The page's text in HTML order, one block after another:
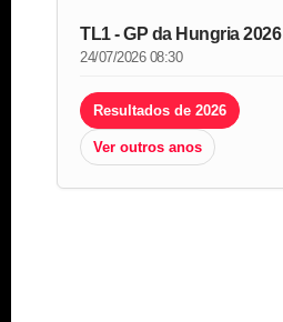
TL1 - GP da Hungria 2026
24/07/2026 08:30
Resultados de 2026
Ver outros anos